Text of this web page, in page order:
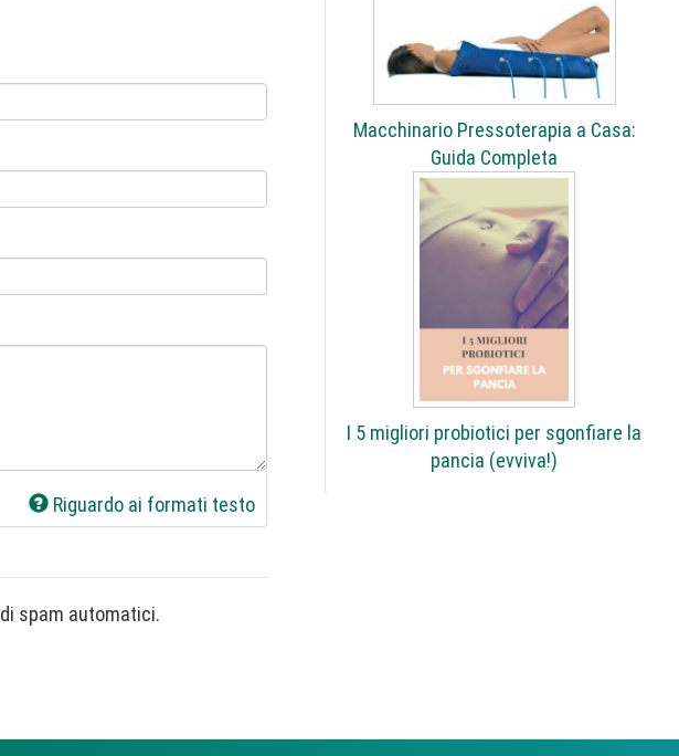
Riguardo ai formati testo
Questa domanda è un test per verificare che tu sia un visitatore umano e per impedire inserimenti di spam automatici.
Macchinario Pressoterapia a Casa:
Guida Completa
I 5 migliori probiotici per sgonfiare la
pancia (evviva!)